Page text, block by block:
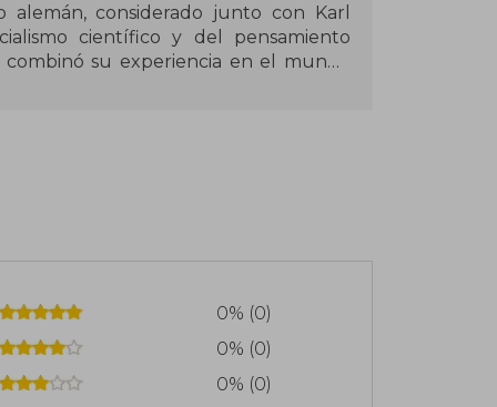
alemán, considerado junto con Karl
científico y del pensamiento
su experiencia en el mundo
crítica de la economía capitalista, la
La situación de la clase obrera en
y sociales de los siglos XIX y
vida.
0% (0)
0% (0)
0% (0)